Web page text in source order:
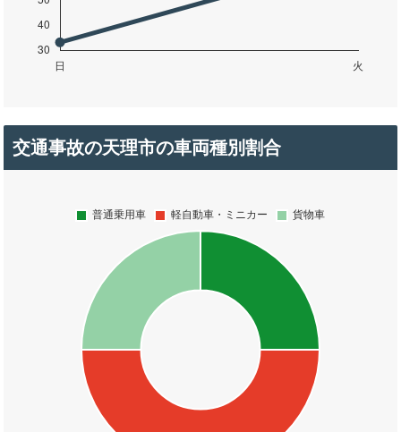
交通事故の天理市の車両種別割合